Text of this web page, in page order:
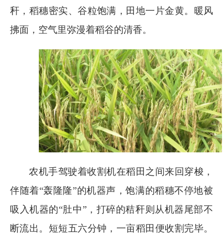
秆，稻穗密实、谷粒饱满，田地一片金黄。暖风
拂面，空气里弥漫着稻谷的清香。
农机手驾驶着收割机在稻田之间来回穿梭，
伴随着“轰隆隆”的机器声，饱满的稻穗不停地被
吸入机器的“肚中”，打碎的秸秆则从机器尾部不
断流出。短短五六分钟，一亩稻田便收割完毕。